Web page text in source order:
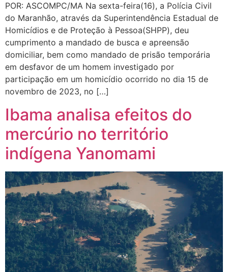
POR: ASCOMPC/MA Na sexta-feira(16), a Polícia Civil
do Maranhão, através da Superintendência Estadual de
Homicídios e de Proteção à Pessoa(SHPP), deu
cumprimento a mandado de busca e apreensão
domiciliar, bem como mandado de prisão temporária
em desfavor de um homem investigado por
participação em um homicídio ocorrido no dia 15 de
novembro de 2023, no […]
Ibama analisa efeitos do
mercúrio no território
indígena Yanomami